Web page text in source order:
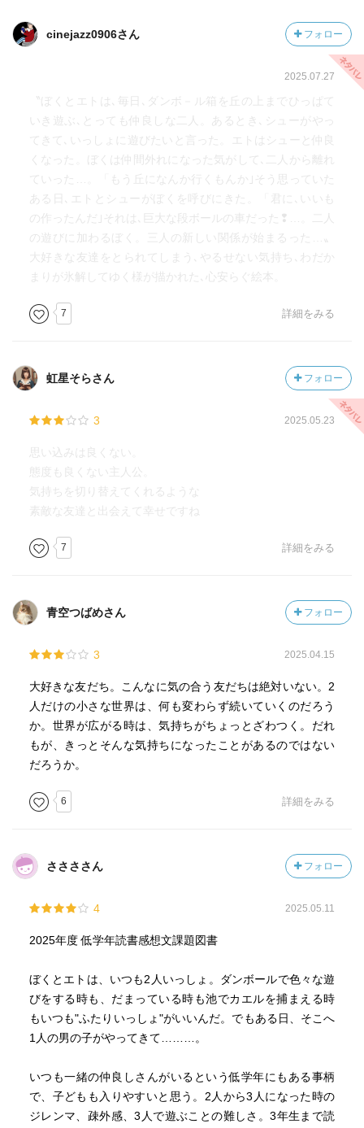
cinejazz0906さん フォロー
2025.07.27
〝ぼくとエトは､毎日､ダンボ－ル箱を丘の上までひっぱて
いき遊ぶ､とっても仲良しな二人。あるとき､シューがやっ
てきて､いっしょに遊びたいと言った。エトはシューと仲良
くなった。ぼくは仲間外れになった気がして､二人から離れ
ていった…。「もう丘になんか行くもんか｣そう思っていた
ある日､エトとシューがぼくを呼びにきた。「君に､いいも
の作ったんだ｣それは､巨大な段ボールの車だった❢…。二人
の遊びに加わるぼく。三人の新しい関係が始まるった…〟
大好きな友達をとられてしまう､やるせない気持ち､わだか
まりが氷解してゆく様が描かれた､心安らぐ絵本。
7 詳細をみる
虹星そらさん フォロー
3 2025.05.23
思い込みは良くない。
態度も良くない主人公。
気持ちを切り替えてくれるような
素敵な友達と出会えて幸せですね
7 詳細をみる
青空つばめさん フォロー
3 2025.04.15
大好きな友だち。こんなに気の合う友だちは絶対いない。2
人だけの小さな世界は、何も変わらず続いていくのだろう
か。世界が広がる時は、気持ちがちょっとざわつく。だれ
もが、きっとそんな気持ちになったことがあるのではない
だろうか。
6 詳細をみる
ささささん フォロー
4 2025.05.11
2025年度 低学年読書感想文課題図書
ぼくとエトは、いつも2人いっしょ。ダンボールで色々な遊
びをする時も、だまっている時も池でカエルを捕まえる時
もいつも"ふたりいっしょ"がいいんだ。でもある日、そこへ
1人の男の子がやってきて………。
いつも一緒の仲良しさんがいるという低学年にもある事柄
で、子どもも入りやすいと思う。2人から3人になった時の
ジレンマ、疎外感、3人で遊ぶことの難しさ。3年生まで読